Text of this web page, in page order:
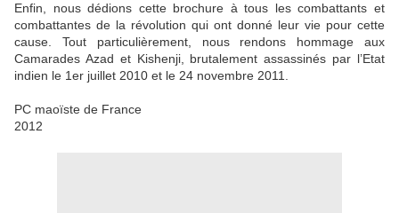
Enfin, nous dédions cette brochure à tous les combattants et
combattantes de la révolution qui ont donné leur vie pour cette
cause. Tout particulièrement, nous rendons hommage aux
Camarades Azad et Kishenji, brutalement assassinés par l’Etat
indien le 1er juillet 2010 et le 24 novembre 2011.
PC maoïste de France
2012